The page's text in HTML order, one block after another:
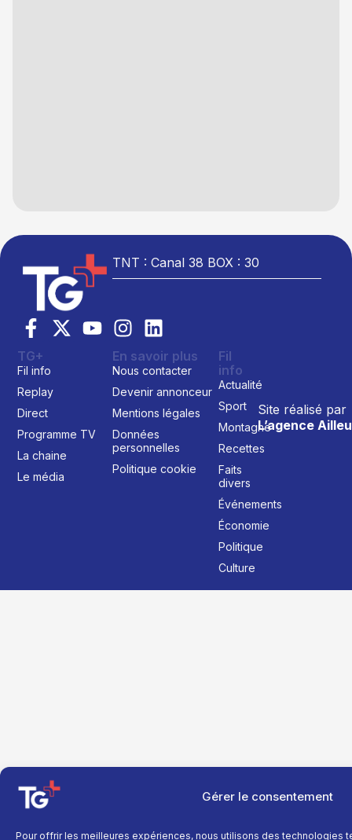
Gérer le consentement
Pour offrir les meilleures expériences, nous utilisons des technologies
TNT : Canal 38 BOX : 30
Site réalisé par
L’agence
TG+
Fil info
Replay
Direct
Programme TV
La chaine
Le média
En savoir plus
Nous contacter
Devenir annonceur
Mentions légales
Données
personnelles
Politique cookie
Fil
info
Actualité
Sport
Montagne
Recettes
Faits
divers
Événements
Économie
Politique
Culture